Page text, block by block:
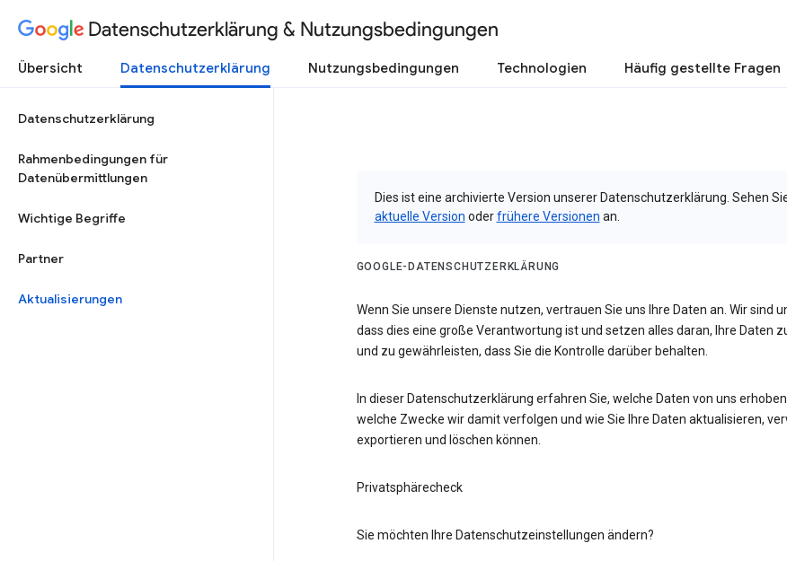
Datenschutzerklärung & Nutzungsbedingungen
Übersicht Datenschutzerklärung Nutzungsbedingungen Technologien Häufig gestellte Fragen
Datenschutzerklärung
Rahmenbedingungen für
Datenübermittlungen
Wichtige Begriffe
Partner
Aktualisierungen
Dies ist eine archivierte Version unserer Datenschutzerklärung. Sehen
aktuelle Version oderfrühere Versionen an.
GOOGLE-DATENSCHUTZERKLÄRUNG
Wenn Sie unsere Dienste nutzen, vertrauen Sie uns Ihre Daten an. Wir sind
dass dies eine große Verantwortung ist und setzen alles daran, Ihre Daten
und zu gewährleisten, dass Sie die Kontrolle darüber behalten.
In dieser Datenschutzerklärung erfahren Sie, welche Daten von uns
welche Zwecke wir damit verfolgen und wie Sie Ihre Daten aktualisieren,
exportieren und löschen können.
Privatsphärecheck
Sie möchten Ihre Datenschutzeinstellungen ändern?